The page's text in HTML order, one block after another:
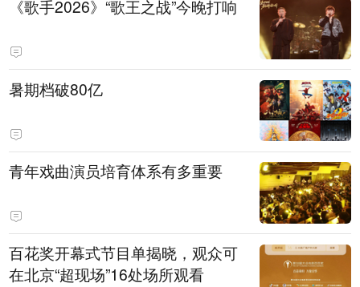
《歌手2026》“歌王之战”今晚打响
暑期档破80亿
青年戏曲演员培育体系有多重要
百花奖开幕式节目单揭晓，观众可
在北京“超现场”16处场所观看